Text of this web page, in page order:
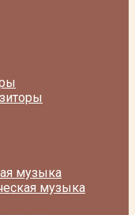
музыка
музыка